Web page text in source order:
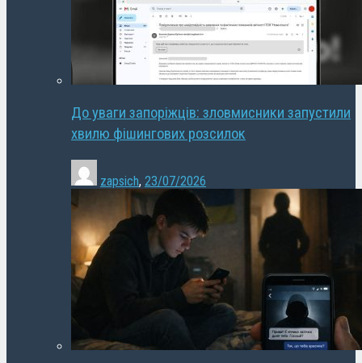
До уваги запоріжців: зловмисники запустили
хвилю фішингових розсилок
zapsich, 23/07/2026